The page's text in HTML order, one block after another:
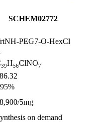
SCHEM02772
PEG7-O-HexCl
39H56ClNO7
5mg
on demand